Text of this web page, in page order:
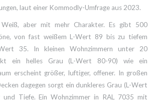
laut einer Kommodly-Umfrage aus 2023.
aber mit mehr Charakter. Es gibt 500
von fast weißem L-Wert 89 bis zu tiefem
35. In kleinen Wohnzimmern unter 20
ein helles Grau (L-Wert 80-90) wie ein
erscheint größer, luftiger, offener. In großen
dagegen sorgt ein dunkleres Grau (L-Wert
Tiefe. Ein Wohnzimmer in RAL 7035 mit